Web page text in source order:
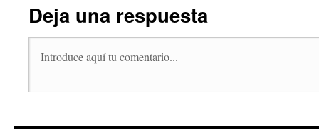
Deja una respuesta